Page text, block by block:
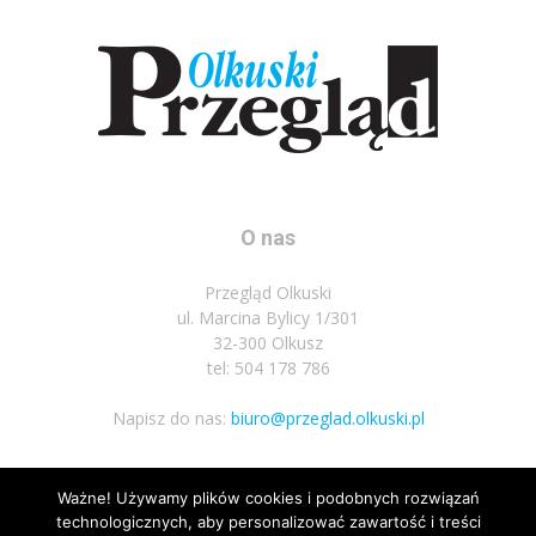
O nas
Przegląd Olkuski
ul. Marcina Bylicy 1/301
32-300 Olkusz
tel: 504 178 786
Napisz do nas: biuro@przeglad.olkuski.pl
Podążaj za nami
Ważne! Używamy plików cookies i podobnych rozwiązań
technologicznych, aby personalizować zawartość i treści